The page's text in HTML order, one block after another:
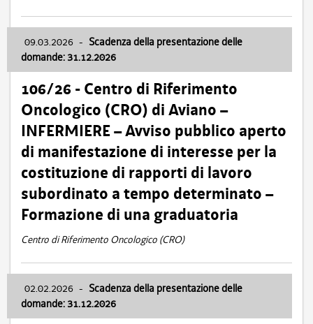
09.03.2026 - Scadenza della presentazione delle
domande: 31.12.2026
106/26 - Centro di Riferimento
Oncologico (CRO) di Aviano –
INFERMIERE – Avviso pubblico aperto
di manifestazione di interesse per la
costituzione di rapporti di lavoro
subordinato a tempo determinato –
Formazione di una graduatoria
Centro di Riferimento Oncologico (CRO)
02.02.2026 - Scadenza della presentazione delle
domande: 31.12.2026